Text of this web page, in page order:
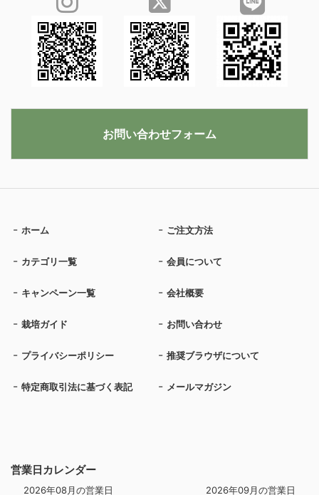
営業日カレンダー
2026年08月の営業日 2026年09月の営業日
ホーム ご注文方法
カテゴリ一覧 会員について
キャンペーン一覧 会社概要
栽培ガイド お問い合わせ
プライバシーポリシー 推奨ブラウザについて
特定商取引法に基づく表記 メールマガジン
お問い合わせフォーム